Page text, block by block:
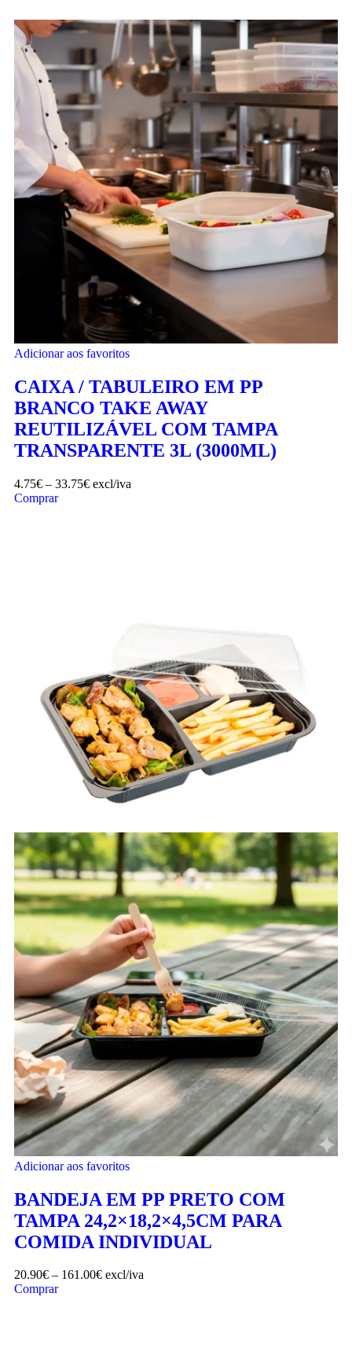
Adicionar aos favoritos
CAIXA / TABULEIRO EM PP
BRANCO TAKE AWAY
REUTILIZÁVEL COM TAMPA
TRANSPARENTE 3L (3000ML)
4.75€ – 33.75€ excl/iva
Comprar
Adicionar aos favoritos
BANDEJA EM PP PRETO COM
TAMPA 24,2×18,2×4,5CM PARA
COMIDA INDIVIDUAL
20.90€ – 161.00€ excl/iva
Comprar